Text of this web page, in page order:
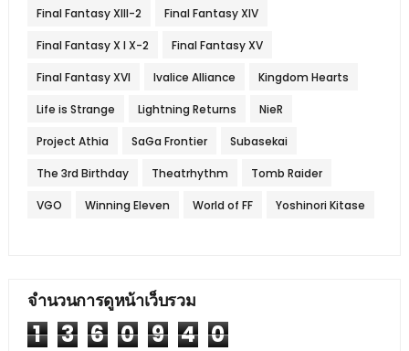
Final Fantasy XIII-2 Final Fantasy XIV
Final Fantasy X l X-2 Final Fantasy XV
Final Fantasy XVI Ivalice Alliance Kingdom Hearts
Life is Strange Lightning Returns NieR
Project Athia SaGa Frontier Subasekai
The 3rd Birthday Theatrhythm Tomb Raider
VGO Winning Eleven World of FF Yoshinori Kitase
จำนวนการดูหน้าเว็บรวม
1 3 6 0 9 4 0